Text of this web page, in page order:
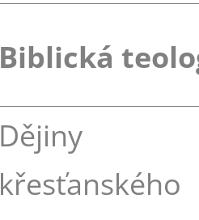
Biblická
Dějiny
křesťanského